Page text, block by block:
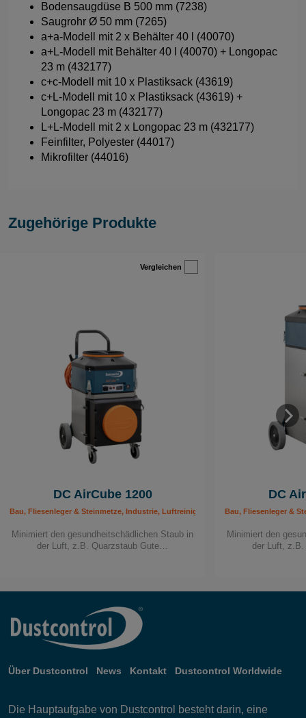
Bodensaugdüse B 500 mm (7238)
Saugrohr Ø 50 mm (7265)
a+a-Modell mit 2 x Behälter 40 l (40070)
a+L-Modell mit Behälter 40 l (40070) + Longopac
23 m (432177)
c+c-Modell mit 10 x Plastiksack (43619)
c+L-Modell mit 10 x Plastiksack (43619) +
Longopac 23 m (432177)
L+L-Modell mit 2 x Longopac 23 m (432177)
Feinfilter, Polyester (44017)
Mikrofilter (44016)
Zugehörige Produkte
Vergleichen
DC AirCube 1200
Bau, Fliesenleger & Steinmetze, Industrie, Luftreiniger, Maler & Lackierer,
Minimiert den gesundheitschädlichen Staub in
der Luft, z.B. Quarzstaub Gute…
DC
Bau, Fliesenleger &
Minimiert den
der Luft,
Über Dustcontrol News Kontakt Dustcontrol Worldwide
Die Hauptaufgabe von Dustcontrol besteht darin, eine